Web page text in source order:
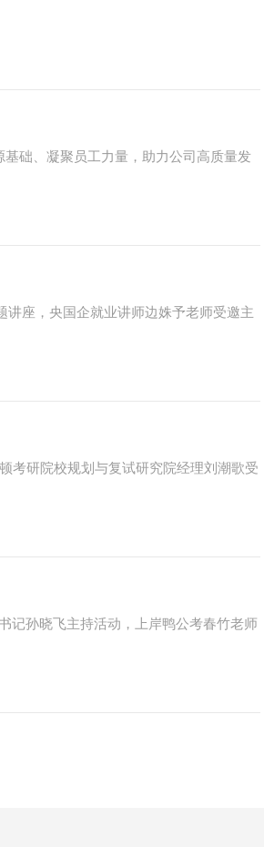
础、凝聚员工力量，助力公司高质量发
讲座，央国企就业讲师边姝予老师受邀主
考研院校规划与复试研究院经理刘潮歌受
记孙晓飞主持活动，上岸鸭公考春竹老师